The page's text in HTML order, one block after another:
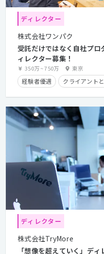
ディレクター
株式会社ワンパク
受託だけではなく自社プ
ィレクター募集！
350万~750万 東京
経験者優遇 クライアント
ディレクター
株式会社TryMore
「想像を超えていく」ディ